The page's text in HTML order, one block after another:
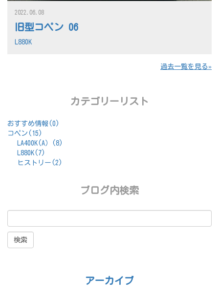
旧型コペン 06
2022.06.08
L880K
過去一覧を見る
カテゴリーリスト
おすすめ情報(0)
コペン(15)
LA400K(A）(8)
L880K(7)
ヒストリー(2)
ブログ内検索
アーカイブ